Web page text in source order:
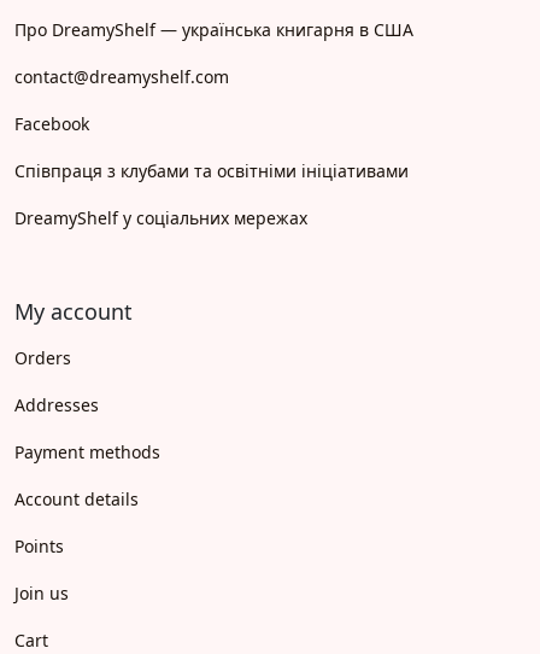
Про DreamyShelf — українська книгарня в США
contact@dreamyshelf.com
Facebook
Співпраця з клубами та освітніми ініціативами
DreamyShelf у соціальних мережах
My account
Orders
Addresses
Payment methods
Account details
Points
Join us
Cart